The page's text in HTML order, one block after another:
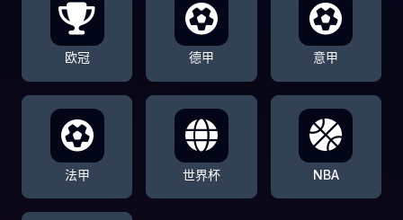
欧冠 德甲 意甲
法甲 世界杯 NBA